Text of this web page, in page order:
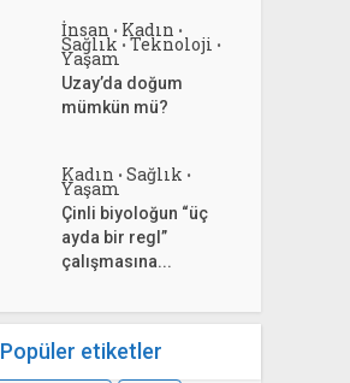
İnsan • Kadın •
Sağlık • Teknoloji •
Yaşam
Uzay’da doğum
mümkün mü?
Kadın • Sağlık •
Yaşam
Çinli biyoloğun “üç
ayda bir regl”
çalışmasına...
Popüler etiketler